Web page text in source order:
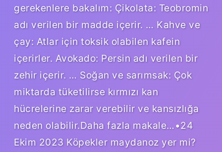
gerekenlere bakalım: Çikolata: Teobromin
adı verilen bir madde içerir. … Kahve ve
çay: Atlar için toksik olabilen kafein
içerirler. Avokado: Persin adı verilen bir
zehir içerir. … Soğan ve sarımsak: Çok
miktarda tüketilirse kırmızı kan
hücrelerine zarar verebilir ve kansızlığa
neden olabilir.Daha fazla makale…•24
Ekim 2023 Köpekler maydanoz yer mi?